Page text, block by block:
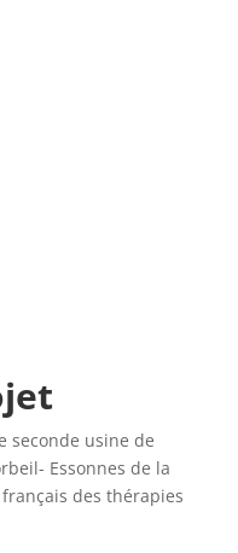
seconde usine de
Essonnes de la
des thérapies